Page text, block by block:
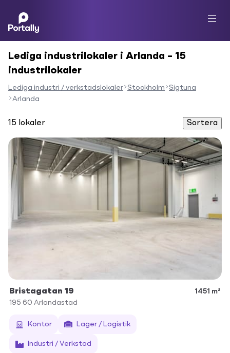
Lediga industrilokaler i Arlanda – 15
industrilokaler
Lediga industri / verkstadslokaler Stockholm
Sigtuna
Arlanda
15 lokaler Sortera
Bristagatan 19
1451 m²
195 60 Arlandastad
Kontor Lager / Logistik
Industri / Verkstad